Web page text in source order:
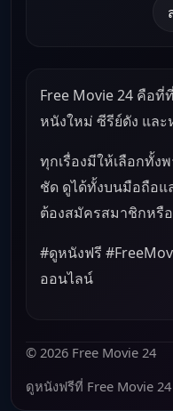
Free Movie 24 คือที่
หนังใหม่ ซีรีย์ดัง และ
ทุกเรื่องมีให้เลือกทั้ง
ชัด ดูได้ทั้งบนมือถือ
ต้องสมัครสมาชิกหรือ
#ดูหนังฟรี
ออนไลน์
© 2026 Free Movie 24
ดูหนังฟรีที่ Free Movie